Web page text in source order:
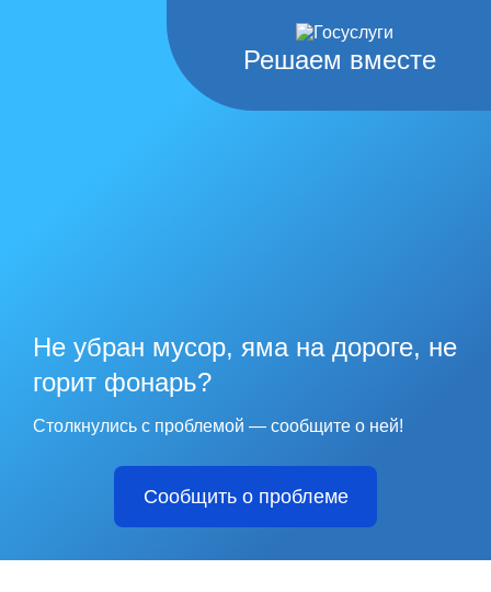
Решаем вместе
Не убран мусор, яма на дороге, не
горит фонарь?
Столкнулись с проблемой — сообщите о ней!
Сообщить о проблеме